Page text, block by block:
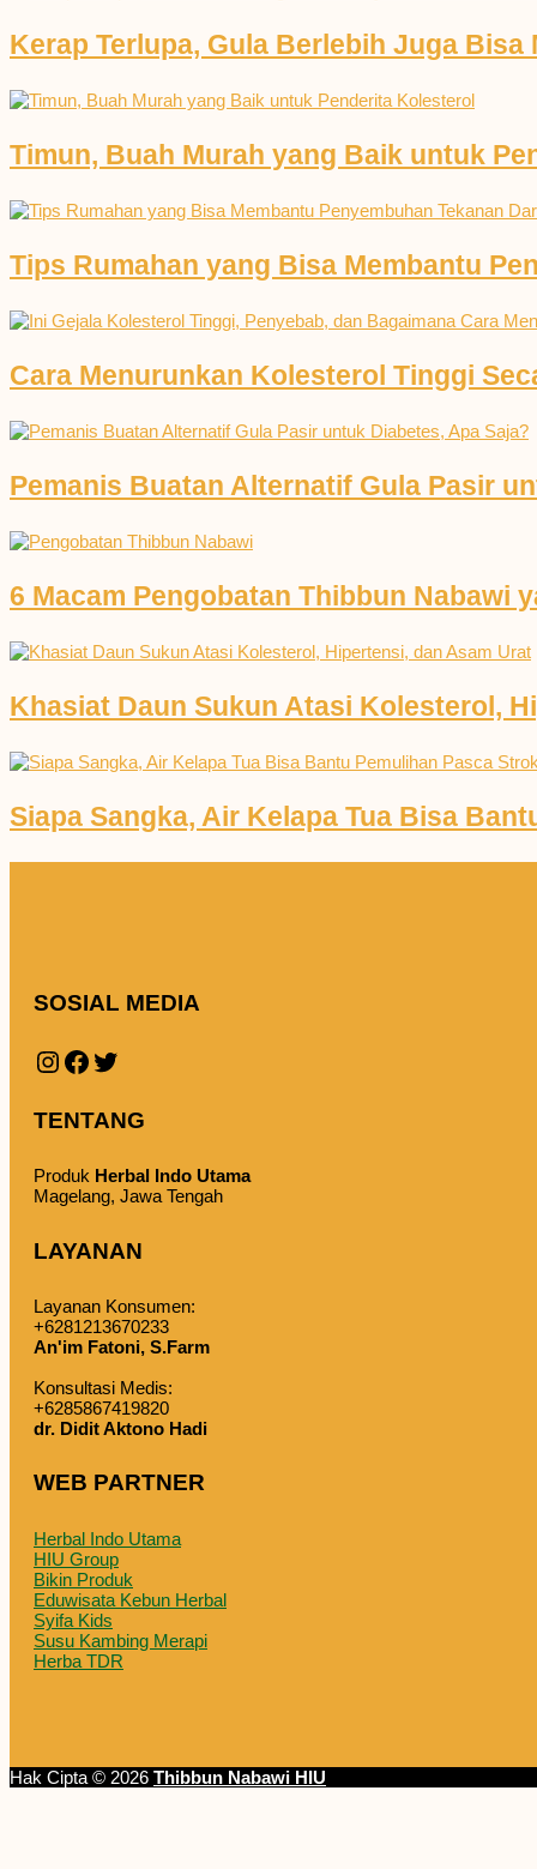
Kerap Terlupa, Gula Berlebih Juga Bisa
Timun, Buah Murah yang Baik untuk
Tips Rumahan yang Bisa Membantu
Cara Menurunkan Kolesterol Tinggi
Pemanis Buatan Alternatif Gula Pasir
6 Macam Pengobatan Thibbun Nabawi
Khasiat Daun Sukun Atasi Kolesterol,
Siapa Sangka, Air Kelapa Tua Bisa
SOSIAL MEDIA
Instagram
Facebook
Twitter
TENTANG
Produk Herbal Indo Utama
Magelang, Jawa Tengah
LAYANAN
Layanan Konsumen:
+6281213670233
An'im Fatoni, S.Farm
Konsultasi Medis:
+6285867419820
dr. Didit Aktono Hadi
WEB PARTNER
Herbal Indo Utama
HIU Group
Bikin Produk
Eduwisata Kebun Herbal
Syifa Kids
Susu Kambing Merapi
Herba TDR
Hak Cipta © 2026 Thibbun Nabawi HIU